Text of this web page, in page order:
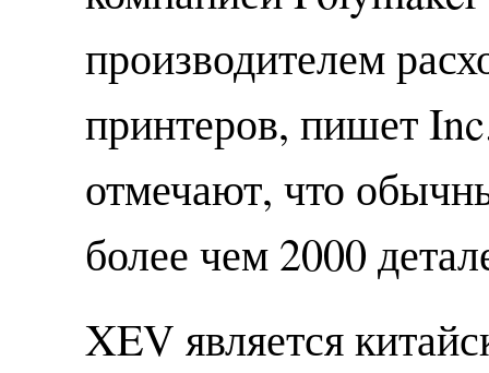
производителем
принтеров, пишет
отмечают, что
более чем 2000
XEV является